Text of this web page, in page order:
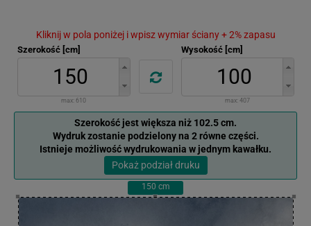
Kliknij w pola poniżej i wpisz wymiar ściany + 2% zapasu
Szerokość [cm]
max: 610
Wysokość [cm]
max: 407
Szerokość jest większa niż 102.5 cm.
Wydruk zostanie podzielony na 2 równe części.
Istnieje możliwość wydrukowania w jednym kawałku.
Pokaż podział druku
150 cm